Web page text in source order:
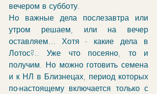
вечером в субботу.
Но важные дела послезавтра или
утром решаем, или на вечер
оставляем... Хотя - какие дела в
Лотос?.. Уже что посеяно, то и
получим. Но можно готовить семена
и к НЛ в Близнецах, период которых
по-настоящему включается только с